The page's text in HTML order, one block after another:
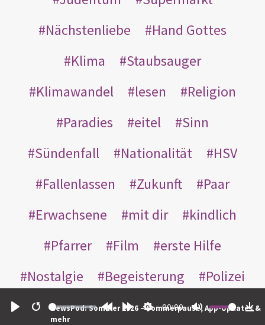
Restart
00:00
NewsPod: Sommer 2026 – Sommerpause, App-Updates &
mehr
Nächstenliebe
Hand Gottes
Klima
Staubsauger
Klimawandel
lesen
Religion
Paradies
eitel
Sinn
Sündenfall
Nationalität
HSV
Fallenlassen
Zukunft
Paar
Erwachsene
mit dir
kindlich
Pfarrer
Film
erste Hilfe
Nostalgie
Begeisterung
Polizei
Selbstachtung
Unfall